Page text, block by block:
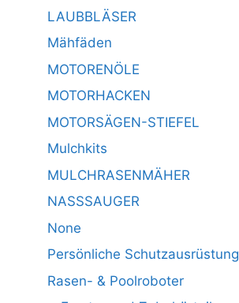
LAUBBLÄSER
Mähfäden
MOTORENÖLE
MOTORHACKEN
MOTORSÄGEN-STIEFEL
Mulchkits
MULCHRASENMÄHER
NASSSAUGER
None
Persönliche Schutzausrüstung
Rasen- & Poolroboter